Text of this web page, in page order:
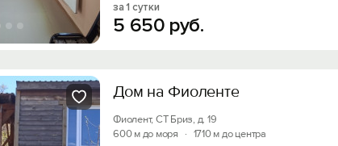
за 1 сутки
5 650 руб.
Дом на Фиоленте
Фиолент, СТ Бриз, д. 19
600 м до моря
· 1710 м до центра